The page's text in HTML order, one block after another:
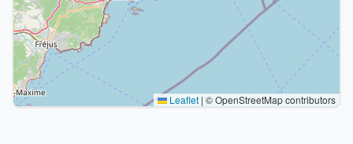
Leaflet | © OpenStreetMap contributors